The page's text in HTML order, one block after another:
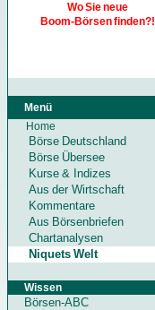
Wo Sie neue
Boom-Börsen finden?!
Menü
Home
Börse Deutschland
Börse Übersee
Kurse & Indizes
Aus der Wirtschaft
Kommentare
Aus Börsenbriefen
Chartanalysen
Niquets Welt
Wissen
Börsen-ABC